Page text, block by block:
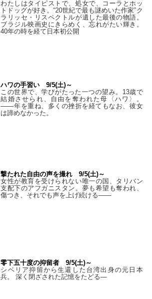
わたしはタイピストで、処⼥で、コーラとホッ
トドッグが好き。“20世紀で最も謎めいた作家”ク
ラリッセ・リスペクトルが遺した最後の物語。
ブラジル映画史にきらめく、忘れがたい輝き。
40年の時を経て⽇本初公開
ハワの手習い 9/5(土)～
この世界で、学びがたった一つの望み。13歳で
結婚させられ、自由を奪われた母〈ハワ〉。
——年を重ね、多くの挫折を経てもなお、彼女
は諦めなかった。
撃たれた自由の声を撮れ 9/5(土)～
女性が教育を受けられない唯一の国、タリバン
支配下のアフガニスタン。夢も希望も奪われ、
傷つき、それでも声を上げ続ける——
零下五十度の抑留者 9/5(土)～
シベリア抑留から生還した台湾出身の元日本
兵。 深く閉ざされた記憶をたどる—